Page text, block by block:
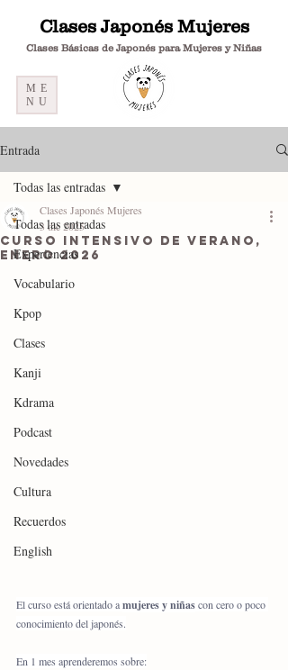
Clases Básicas de Japonés para Mujeres y Niñas
Clases Japonés Mujeres
ME
NU
Entrada
Todas las entradas
Experiencias
Vocabulario
Kpop
Clases
Kanji
Kdrama
Podcast
Novedades
Cultura
Recuerdos
English
Todas las entradas
Curso Intensivo de Verano,
enero 2026
Clases Japonés Mujeres
3 dic 2025
El curso está orientado a mujeres y niñas con cero o poco
conocimiento del japonés.
En 1 mes aprenderemos sobre: